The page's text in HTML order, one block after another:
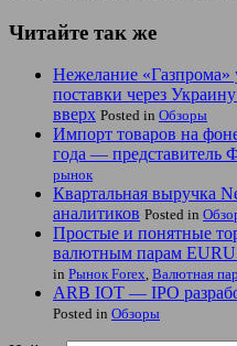
Читайте так же
Нежелание «Газпрома»
поставки через
вверх Posted in Обзоры
Импорт товаров на
года — представитель
рынок
Квартальная выручка
аналитиков Posted in
Простые и понятные
валютным парам
in Рынок Forex, Валютная
ARB IOT — IPO
Posted in Обзоры